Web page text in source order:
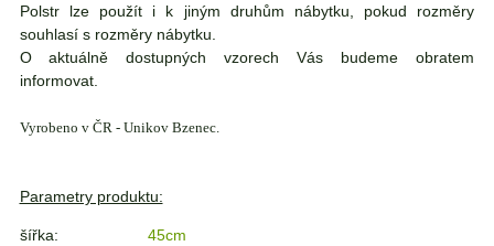
Polstr lze použít i k jiným druhům nábytku, pokud rozměry
souhlasí s rozměry nábytku.
O aktuálně dostupných vzorech Vás budeme obratem
informovat.
Vyrobeno v ČR - Unikov Bzenec.
Parametry produktu:
šířka: 45cm